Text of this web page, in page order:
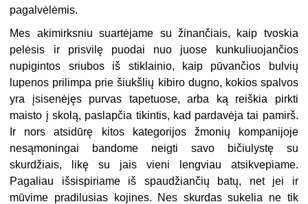
pagalvėlėmis.
Mes akimirksniu suartėjame su žinančiais, kaip tvoskia
pelėsis ir prisvilę puodai nuo juose kunkuliuojančios
nupigintos sriubos iš stiklainio, kaip pūvančios bulvių
lupenos prilimpa prie šiukšlių kibiro dugno, kokios spalvos
yra įsisenėjęs purvas tapetuose, arba ką reiškia pirkti
maisto į skolą, paslapčia tikintis, kad pardavėja tai pamirš.
Ir nors atsidūrę kitos kategorijos žmonių kompanijoje
nesąmoningai bandome neigti savo bičiulystę su
skurdžiais, likę su jais vieni lengviau atsikvepiame.
Pagaliau išsispiriame iš spaudžiančių batų, net jei ir
mūvime pradilusias kojines. Nes skurdas sukelia ne tik